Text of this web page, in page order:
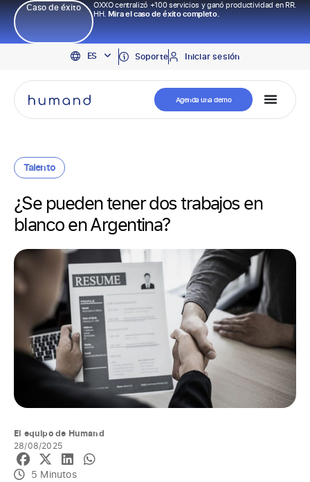
Caso de éxito
OXXO centralizó +100 servicios y ganó productividad en RR.
HH.Mira el caso de éxito completo.
ES
EN
PT
Soporte Iniciar sesión
Agenda una demo
Talento
¿Se pueden tener dos trabajos en
blanco en Argentina?
El equipo de Humand
28/08/2025
5 Minutos